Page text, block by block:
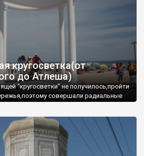
кругосветка(от
до Атлеша)
"кругосветки" не получилось,пройти
совершали радиальные